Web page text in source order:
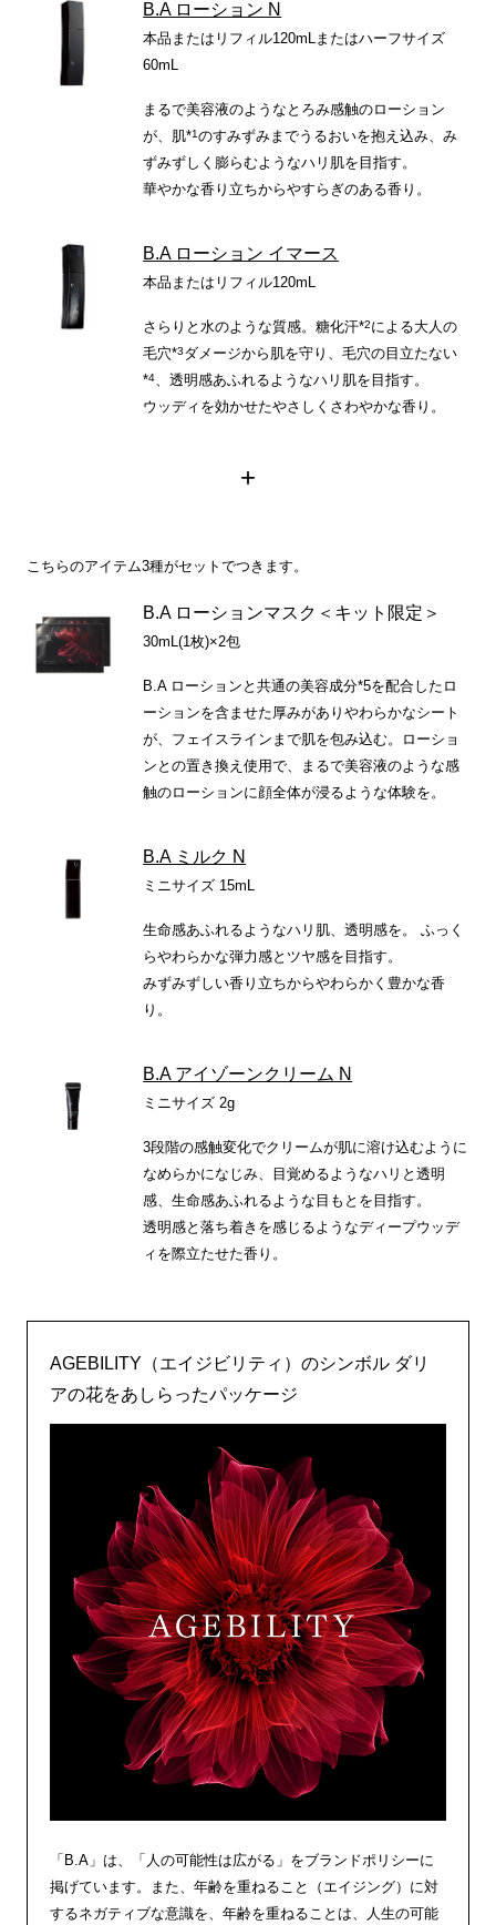
B.A ローション N
本品またはリフィル120mLまたはハーフサイズ
60mL
まるで美容液のようなとろみ感触のローション
が、肌*1のすみずみまでうるおいを抱え込み、み
ずみずしく膨らむようなハリ肌を目指す。
華やかな香り立ちからやすらぎのある香り。
B.A ローション イマース
本品またはリフィル120mL
さらりと水のような質感。糖化汗*2による大人の
毛穴*3ダメージから肌を守り、毛穴の目立たない
*4、透明感あふれるようなハリ肌を目指す。
ウッディを効かせたやさしくさわやかな香り。
+
こちらのアイテム3種がセットでつきます。
B.A ローションマスク＜キット限定＞
30mL(1枚)×2包
B.A ローションと共通の美容成分*5を配合したロ
ーションを含ませた厚みがありやわらかなシート
が、フェイスラインまで肌を包み込む。ローショ
ンとの置き換え使用で、まるで美容液のような感
触のローションに顔全体が浸るような体験を。
B.A ミルク N
ミニサイズ 15mL
生命感あふれるようなハリ肌、透明感を。 ふっく
らやわらかな弾力感とツヤ感を目指す。
みずみずしい香り立ちからやわらかく豊かな香
り。
B.A アイゾーンクリーム N
ミニサイズ 2g
3段階の感触変化でクリームが肌に溶け込むように
なめらかになじみ、目覚めるようなハリと透明
感、生命感あふれるような目もとを目指す。
透明感と落ち着きを感じるようなディープウッデ
ィを際立たせた香り。
AGEBILITY（エイジビリティ）のシンボル ダリ
アの花をあしらったパッケージ
「B.A」は、「人の可能性は広がる」をブランドポリシーに
掲げています。また、年齢を重ねること（エイジング）に対
するネガティブな意識を、年齢を重ねることは、人生の可能